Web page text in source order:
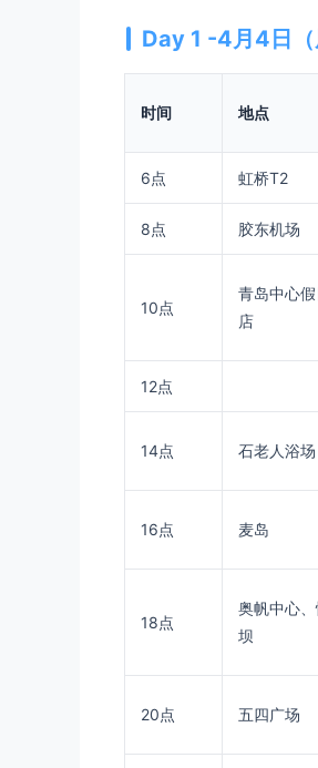
Day 1 -4月4日（
时间 地点
6点 虹桥T2
8点 胶东机场
10点
青岛中心
店
12点
14点 石老人浴场
16点 麦岛
18点
奥帆中心、
坝
20点 五四广场